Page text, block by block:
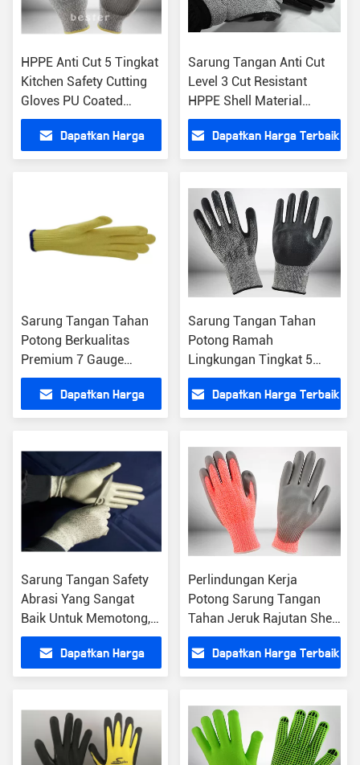
HPPE Anti Cut 5 Tingkat
Kitchen Safety Cutting
Gloves PU Coated
Enhanced Tactility
Dapatkan Harga
Sarung Tangan Anti Cut
Level 3 Cut Resistant
HPPE Shell Material
Delicate Design
Dapatkan Harga Terbaik
Sarung Tangan Tahan
Potong Berkualitas
Premium 7 Gauge
Perlindungan Penuh
Suhu RendahDapatkan Harga
Sarung Tangan Tahan
Potong Ramah
Lingkungan Tingkat 5
Perlindungan Fleksibilitas
Ditingkatkan
Dapatkan Harga Terbaik
Sarung Tangan Safety
Abrasi Yang Sangat
Baik Untuk Memotong,
Sarung Tangan Tahan
Slip Bernapas Shell
Dapatkan Harga
Perlindungan Kerja
Potong Sarung Tangan
Tahan Jeruk Rajutan Shell
Crinkle Latex Coated Palm
Dapatkan Harga Terbaik